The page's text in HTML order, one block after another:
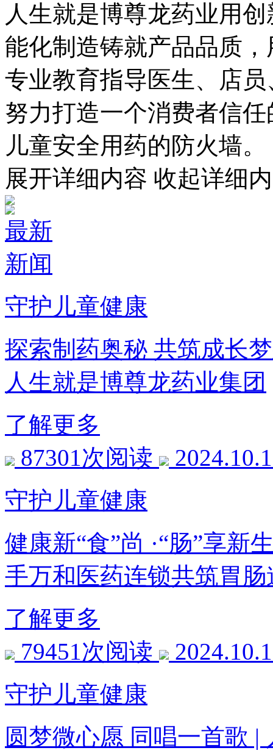
人生就是博尊龙药业用创
能化制造铸就产品品质
专业教育指导医生、店员
努力打造一个消费者信任
儿童安全用药的防火墙。
展开详细内容 收起详细
最新
新闻
守护儿童健康
探索制药奥秘 共筑成长
人生就是博尊龙药业集团
了解更多
87301次阅读
守护儿童健康
健康新“食”尚 ·“肠”享
手万和医药连锁共筑胃
了解更多
79451次阅读
守护儿童健康
圆梦微心愿 同唱一首歌